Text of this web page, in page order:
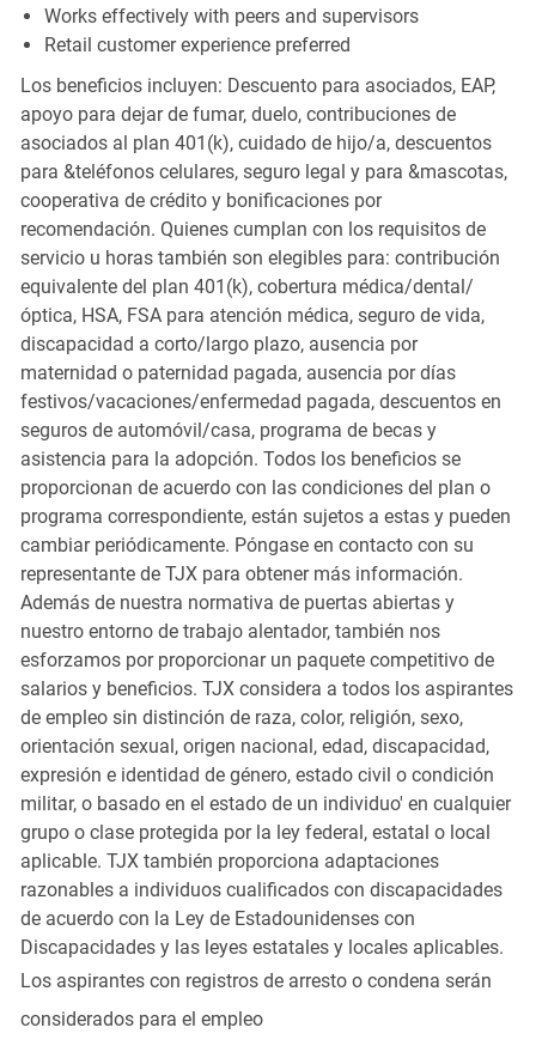
Works effectively with peers and supervisors
Retail customer experience preferred
Los beneficios incluyen: Descuento para asociados, EAP,
apoyo para dejar de fumar, duelo, contribuciones de
asociados al plan 401(k), cuidado de hijo/a, descuentos
para &teléfonos celulares, seguro legal y para &mascotas,
cooperativa de crédito y bonificaciones por
recomendación. Quienes cumplan con los requisitos de
servicio u horas también son elegibles para: contribución
equivalente del plan 401(k), cobertura médica/dental/
óptica, HSA, FSA para atención médica, seguro de vida,
discapacidad a corto/largo plazo, ausencia por
maternidad o paternidad pagada, ausencia por días
festivos/vacaciones/enfermedad pagada, descuentos en
seguros de automóvil/casa, programa de becas y
asistencia para la adopción. Todos los beneficios se
proporcionan de acuerdo con las condiciones del plan o
programa correspondiente, están sujetos a estas y pueden
cambiar periódicamente. Póngase en contacto con su
representante de TJX para obtener más información.
Además de nuestra normativa de puertas abiertas y
nuestro entorno de trabajo alentador, también nos
esforzamos por proporcionar un paquete competitivo de
salarios y beneficios. TJX considera a todos los aspirantes
de empleo sin distinción de raza, color, religión, sexo,
orientación sexual, origen nacional, edad, discapacidad,
expresión e identidad de género, estado civil o condición
militar, o basado en el estado de un individuo' en cualquier
grupo o clase protegida por la ley federal, estatal o local
aplicable. TJX también proporciona adaptaciones
razonables a individuos cualificados con discapacidades
de acuerdo con la Ley de Estadounidenses con
Discapacidades y las leyes estatales y locales aplicables.
Los aspirantes con registros de arresto o condena serán
considerados para el empleo